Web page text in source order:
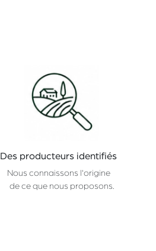
Des producteurs identifiés
Nous connaissons l'origine
de ce que nous proposons.